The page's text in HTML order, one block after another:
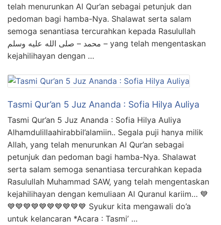
telah menurunkan Al Qur’an sebagai petunjuk dan
pedoman bagi hamba-Nya. Shalawat serta salam
semoga senantiasa tercurahkan kepada Rasulullah
محمد – صلى الله عليه وسلم – yang telah mengentaskan
kejahilihayan dengan …
Tasmi Qur’an 5 Juz Ananda : Sofia Hilya Auliya
Tasmi Qur’an 5 Juz Ananda : Sofia Hilya Auliya
Alhamdulillaahirabbil’alamiin.. Segala puji hanya milik
Allah, yang telah menurunkan Al Qur’an sebagai
petunjuk dan pedoman bagi hamba-Nya. Shalawat
serta salam semoga senantiasa tercurahkan kepada
Rasulullah Muhammad SAW, yang telah mengentaskan
kejahilihayan dengan kemuliaan Al Quranul kariim… 💙
💙💙💙💙💙💙💙💙💙💙 Syukur kita mengawali do’a
untuk kelancaran *Acara : Tasmi’ …